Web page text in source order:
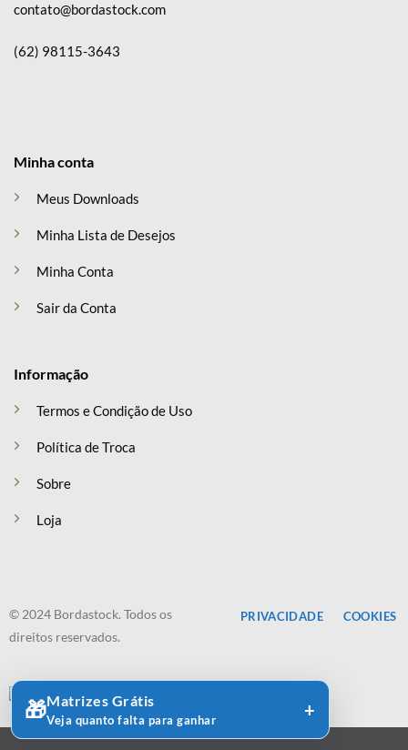
Minha conta
Meus Downloads
Minha Lista de Desejos
Minha Conta
Sair da Conta
Informação
Termos e Condição de Uso
Política de Troca
Sobre
Loja
contato@bordastock.com
(62) 98115-3643
© 2024 Bordastock. Todos os
direitos reservados.
PRIVACIDADE COOKIES
🎁Matrizes Grátis
Veja quanto falta para ganhar